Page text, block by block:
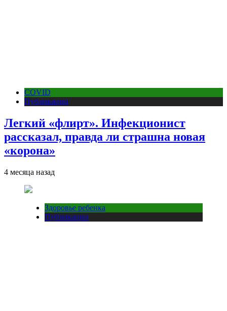
COVID
Публикации
Легкий «флирт». Инфекционист
рассказал, правда ли страшна новая
«корона»
4 месяца назад
Здоровье ребенка
Публикации